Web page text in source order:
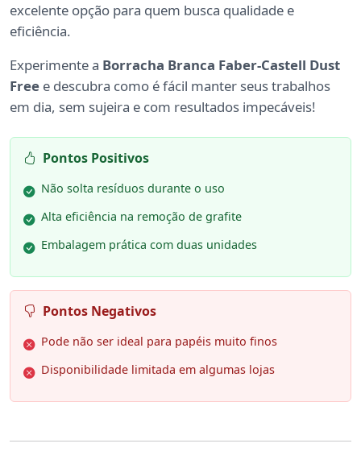
excelente opção para quem busca qualidade e
eficiência.
Experimente a Borracha Branca Faber-Castell Dust
Free e descubra como é fácil manter seus trabalhos
em dia, sem sujeira e com resultados impecáveis!
Pontos Positivos
Não solta resíduos durante o uso
Alta eficiência na remoção de grafite
Embalagem prática com duas unidades
Pontos Negativos
Pode não ser ideal para papéis muito finos
Disponibilidade limitada em algumas lojas